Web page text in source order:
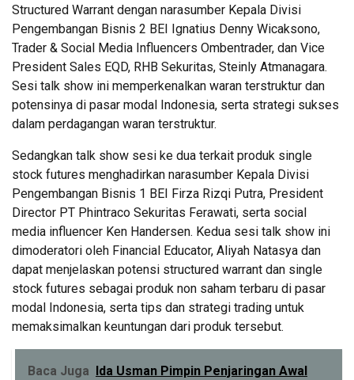
Structured Warrant dengan narasumber Kepala Divisi
Pengembangan Bisnis 2 BEI Ignatius Denny Wicaksono,
Trader & Social Media Influencers Ombentrader, dan Vice
President Sales EQD, RHB Sekuritas, Steinly Atmanagara.
Sesi talk show ini memperkenalkan waran terstruktur dan
potensinya di pasar modal Indonesia, serta strategi sukses
dalam perdagangan waran terstruktur.
Sedangkan talk show sesi ke dua terkait produk single
stock futures menghadirkan narasumber Kepala Divisi
Pengembangan Bisnis 1 BEI Firza Rizqi Putra, President
Director PT Phintraco Sekuritas Ferawati, serta social
media influencer Ken Handersen. Kedua sesi talk show ini
dimoderatori oleh Financial Educator, Aliyah Natasya dan
dapat menjelaskan potensi structured warrant dan single
stock futures sebagai produk non saham terbaru di pasar
modal Indonesia, serta tips dan strategi trading untuk
memaksimalkan keuntungan dari produk tersebut.
Baca Juga
Ida Usman Pimpin Penjaringan Awal